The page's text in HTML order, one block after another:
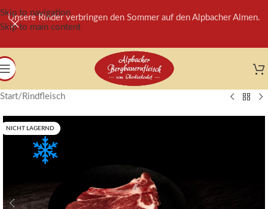
Skip to navigation
Skip to main content
Unsere Rinder verbringen den Sommer auf den Alpbacher Almen.
Start/ Rindfleisch
NICHT LAGERND